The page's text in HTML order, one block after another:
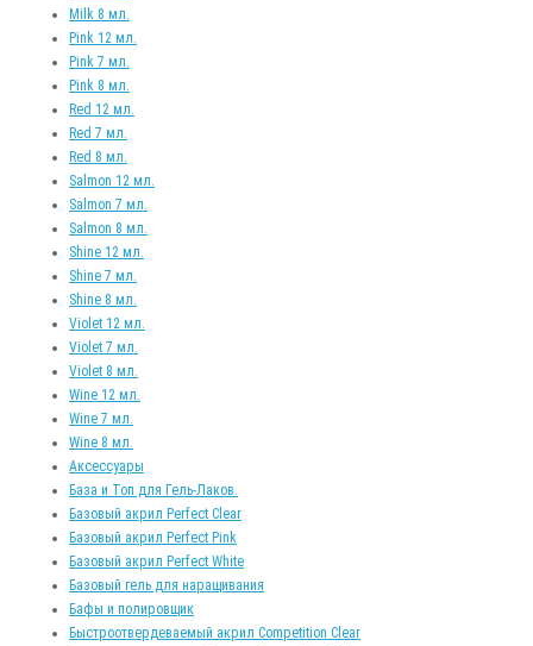
Milk 8 мл.
Pink 12 мл.
Pink 7 мл.
Pink 8 мл.
Red 12 мл.
Red 7 мл.
Red 8 мл.
Salmon 12 мл.
Salmon 7 мл.
Salmon 8 мл.
Shine 12 мл.
Shine 7 мл.
Shine 8 мл.
Violet 12 мл.
Violet 7 мл.
Violet 8 мл.
Wine 12 мл.
Wine 7 мл.
Wine 8 мл.
Аксессуары
База и Топ для Гель-Лаков.
Базовый акрил Perfect Clear
Базовый акрил Perfect Pink
Базовый акрил Perfect White
Базовый гель для наращивания
Бафы и полировщик
Быстроотвердеваемый акрил Competition Clear